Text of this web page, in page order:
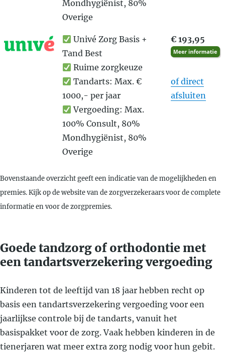
Mondhygiënist, 80%
Overige
Univé Zorg Basis +
Tand Best
Ruime zorgkeuze
Tandarts: Max. €
1000,- per jaar
Vergoeding: Max.
100% Consult, 80%
Mondhygiënist, 80%
Overige
€ 193,95
of direct
afsluiten
Bovenstaande overzicht geeft een indicatie van de mogelijkheden en
premies. Kijk op de website van de zorgverzekeraars voor de complete
informatie en voor de zorgpremies.
Goede tandzorg of orthodontie met
een tandartsverzekering vergoeding
Kinderen tot de leeftijd van 18 jaar hebben recht op
basis een tandartsverzekering vergoeding voor een
jaarlijkse controle bij de tandarts, vanuit het
basispakket voor de zorg. Vaak hebben kinderen in de
tienerjaren wat meer extra zorg nodig voor hun gebit.